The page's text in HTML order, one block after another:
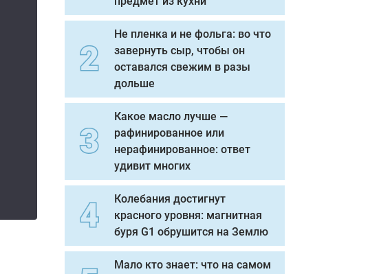
Не пленка и не фольга: во что
завернуть сыр, чтобы он
оставался свежим в разы
дольше
Какое масло лучше —
рафинированное или
нерафинированное: ответ
удивит многих
Колебания достигнут
красного уровня: магнитная
буря G1 обрушится на Землю
Мало кто знает: что на самом